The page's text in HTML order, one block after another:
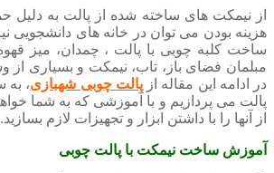
از نیمکت های ساخته شده از پالت به دلیل
هزینه بودن می توان در خانه های دانشجویی
ساخت کلبه چوبی با پالت ، چمدان، میز
مبلمان فضای باز، تاب، نیمکت و بسیاری از
در ادامه این مقاله ازپالت چوبی شهبازی، به
پالت می پردازیم و با آموزشی که به شما
از آنها را با داشتن ابزار و تجهیزات لازم بسازید.
آموزش ساخت نیمکت با پالت چوبی